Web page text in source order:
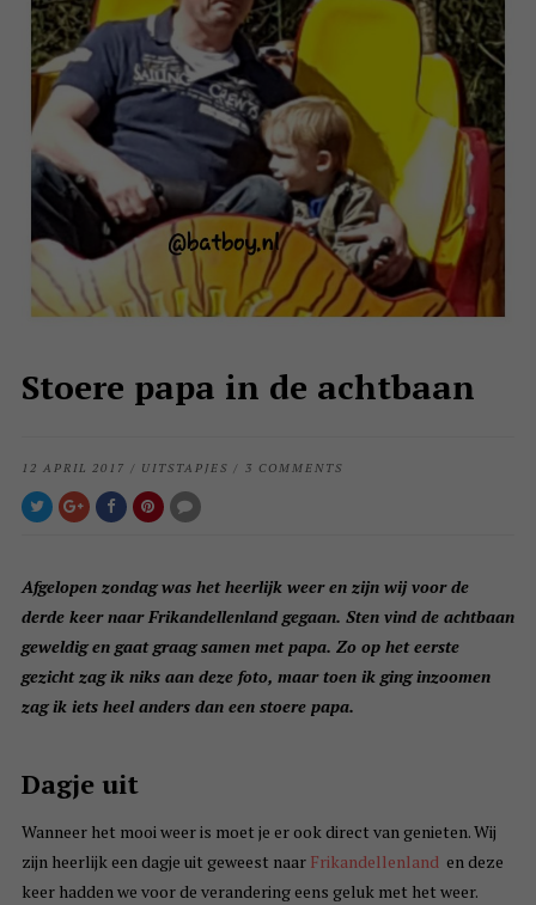
Stoere papa in de achtbaan
12 APRIL 2017 / UITSTAPJES / 3 COMMENTS
Afgelopen zondag was het heerlijk weer en zijn wij voor de
derde keer naar Frikandellenland gegaan. Sten vind de achtbaan
geweldig en gaat graag samen met papa. Zo op het eerste
gezicht zag ik niks aan deze foto, maar toen ik ging inzoomen
zag ik iets heel anders dan een stoere papa.
Dagje uit
Wanneer het mooi weer is moet je er ook direct van genieten. Wij
zijn heerlijk een dagje uit geweest naar Frikandellenlanden deze
keer hadden we voor de verandering eens geluk met het weer.